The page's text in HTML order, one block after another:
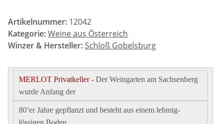
Artikelnummer: 12042
Kategorie:Weine aus Österreich
Winzer & Hersteller: Schloß Gobelsburg
MERLOT Privatkeller - Der Weingarten am Sachsenberg
wurde Anfang der
80’er Jahre gepflanzt und besteht aus einem lehmig-
lössigen Boden.